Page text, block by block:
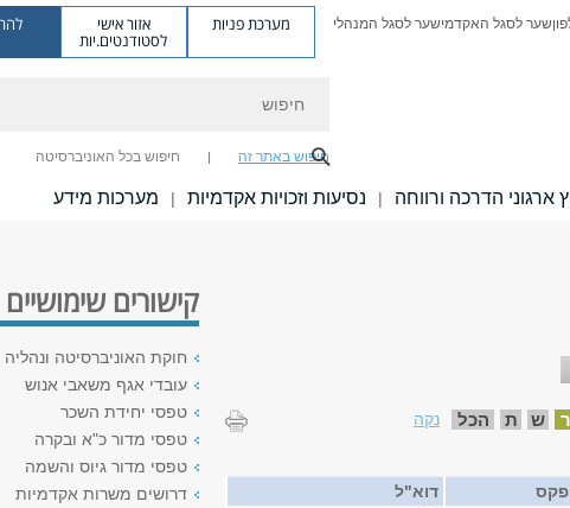
שער לסגל האקדמישער לסגל המנהלי מערכת פניות אזור אישי
לסטודנטים.יות
חיפוש באתר זה חיפוש בכל האוניברסיטה
ארגוני הדרכה ורווחה | נסיעות וזכויות אקדמיות | מערכות מידע
ר ש ת הכל
נקה
פקס
דוא"ל
קישורים שימושיים
חוקת האוניברסיטה ונהליה
עובדי אגף משאבי אנוש
טפסי יחידת השכר
טפסי מדור כ"א ובקרה
טפסי מדור גיוס והשמה
דרושים משרות אקדמיות